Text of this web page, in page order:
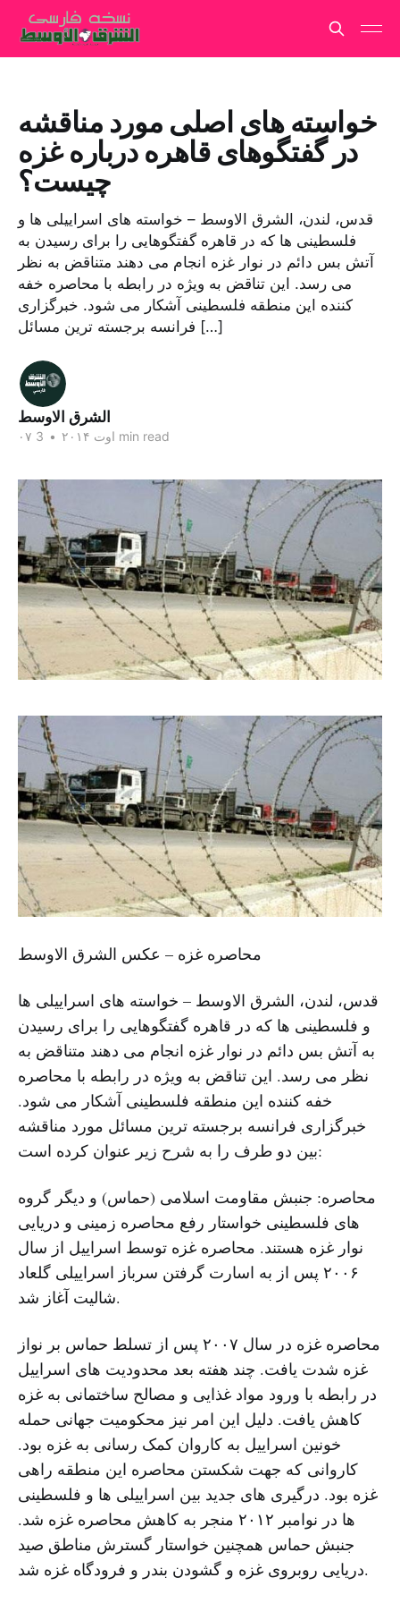
خواسته های اصلی مورد مناقشه
در گفتگوهای قاهره درباره غزه
چیست؟
قدس، لندن، الشرق الاوسط – خواسته های اسراییلی ها و
فلسطینی ها که در قاهره گفتگوهایی را برای رسیدن به
آتش بس دائم در نوار غزه انجام می دهند متناقض به نظر
می رسد. این تناقض به ویژه در رابطه با محاصره خفه
کننده این منطقه فلسطینی آشکار می شود. خبرگزاری
فرانسه برجسته ترین مسائل […]
الشرق الاوسط
۰۷ اوت ۲۰۱۴ • 3 min read
محاصره غزه – عکس الشرق الاوسط
قدس، لندن، الشرق الاوسط – خواسته های اسراییلی ها
و فلسطینی ها که در قاهره گفتگوهایی را برای رسیدن
به آتش بس دائم در نوار غزه انجام می دهند متناقض به
نظر می رسد. این تناقض به ویژه در رابطه با محاصره
خفه کننده این منطقه فلسطینی آشکار می شود.
خبرگزاری فرانسه برجسته ترین مسائل مورد مناقشه
بین دو طرف را به شرح زیر عنوان کرده است:
محاصره: جنبش مقاومت اسلامی (حماس) و دیگر گروه
های فلسطینی خواستار رفع محاصره زمینی و دریایی
نوار غزه هستند. محاصره غزه توسط اسراییل از سال
۲۰۰۶ پس از به اسارت گرفتن سرباز اسراییلی گلعاد
شالیت آغاز شد.
محاصره غزه در سال ۲۰۰۷ پس از تسلط حماس بر نواز
غزه شدت یافت. چند هفته بعد محدودیت های اسراییل
در رابطه با ورود مواد غذایی و مصالح ساختمانی به غزه
کاهش یافت. دلیل این امر نیز محکومیت جهانی حمله
خونین اسراییل به کاروان کمک رسانی به غزه بود.
کاروانی که جهت شکستن محاصره این منطقه راهی
غزه بود. درگیری های جدید بین اسراییلی ها و فلسطینی
ها در نوامبر ۲۰۱۲ منجر به کاهش محاصره غزه شد.
جنبش حماس همچنین خواستار گسترش مناطق صید
دریایی روبروی غزه و گشودن بندر و فرودگاه غزه شد.